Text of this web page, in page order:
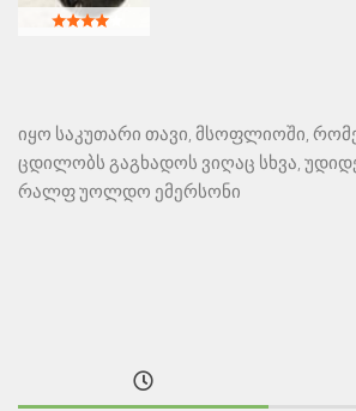
იყო საკუთარი თავი, მსოფლიოში,
ცდილობს გაგხადოს ვიღაც სხვა,
რალფ უოლდო ემერსონი